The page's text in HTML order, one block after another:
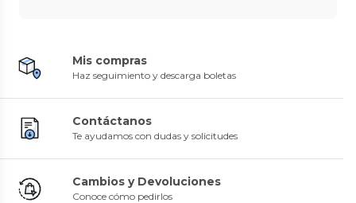
Mis compras
Haz seguimiento y descarga boletas
Contáctanos
Te ayudamos con dudas y solicitudes
Cambios y Devoluciones
Conoce cómo pedirlos